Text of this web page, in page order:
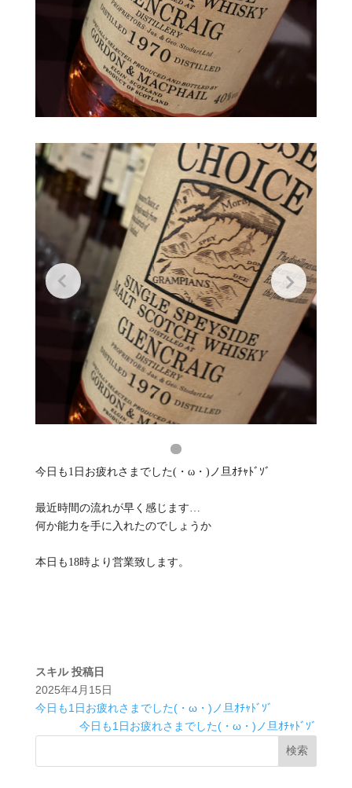
今日も1日お疲れさまでした(・ω・)ノ旦ｵﾁｬﾄﾞｿﾞ
最近時間の流れが早く感じます…
何か能力を手に入れたのでしょうか
本日も18時より営業致します。
スキル 投稿日
2025年4月15日
今日も1日お疲れさまでした(・ω・)ノ旦ｵﾁｬﾄﾞｿﾞ
今日も1日お疲れさまでした(・ω・)ノ旦ｵﾁｬﾄﾞｿﾞ
検索